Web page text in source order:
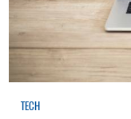
TECH